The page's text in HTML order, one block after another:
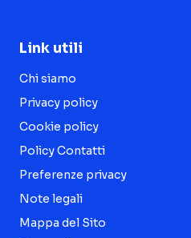
Link utili
Chi siamo
Privacy policy
Cookie policy
Policy Contatti
Preferenze privacy
Note legali
Mappa del Sito